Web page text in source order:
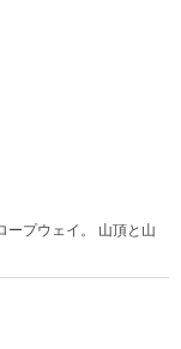
ープウェイ。 山頂と山